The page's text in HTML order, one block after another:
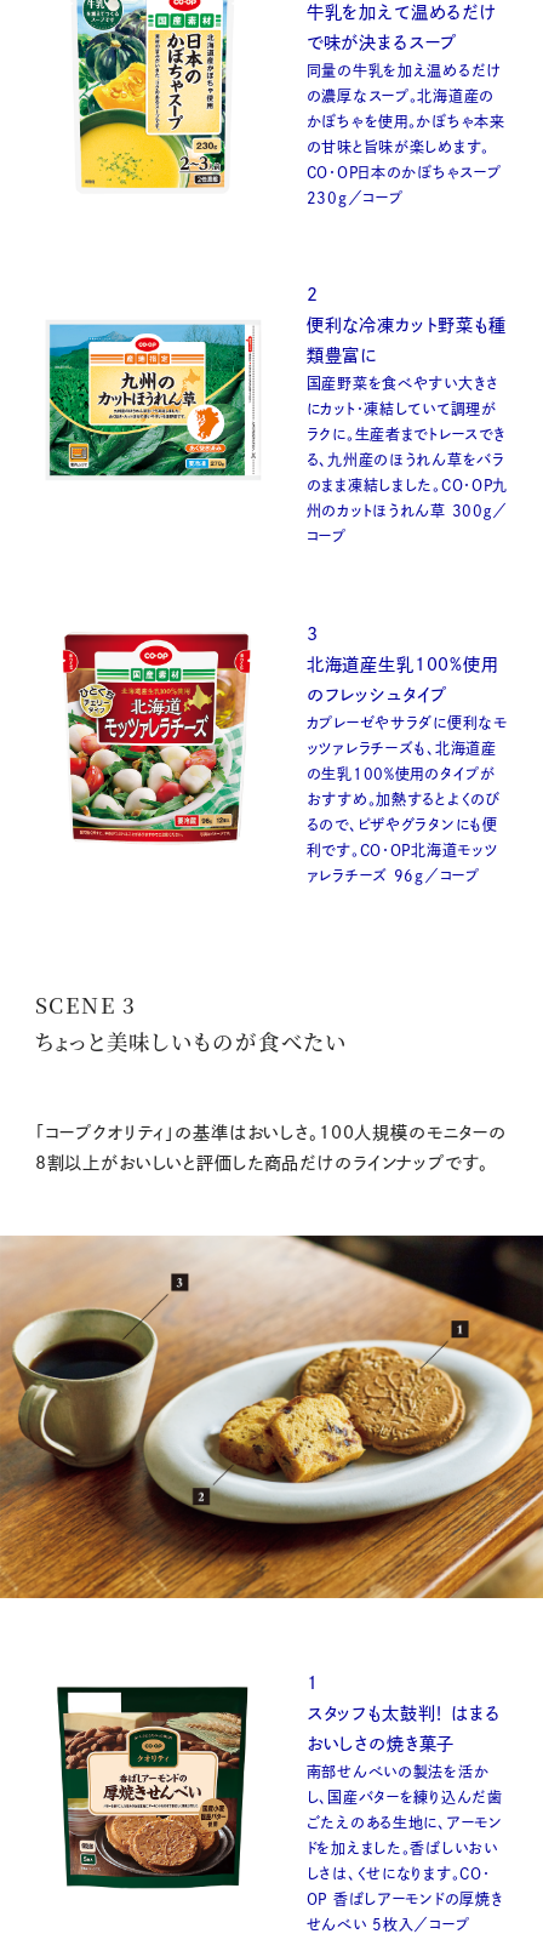
牛乳を加えて温めるだけ
で味が決まるスープ
同量の牛乳を加え温めるだけ
の濃厚なスープ。北海道産の
かぼちゃを使用。かぼちゃ本来
の甘味と旨味が楽しめます。
CO・OP日本のかぼちゃスープ
230g／コープ
2
便利な冷凍カット野菜も種
類豊富に
国産野菜を食べやすい大きさ
にカット・凍結していて調理が
ラクに。生産者までトレースでき
る、九州産のほうれん草をバラ
のまま凍結しました。CO・OP九
州のカットほうれん草 300ｇ／
コープ
3
北海道産生乳100%使用
のフレッシュタイプ
カプレーゼやサラダに便利なモ
ッツァレラチーズも、北海道産
の生乳100％使用のタイプが
おすすめ。加熱するとよくのび
るので、ピザやグラタンにも便
利です。CO・OP北海道モッツ
ァレラチーズ 96g／コープ
SCENE 3
ちょっと美味しいものが食べたい
「コープクオリティ」の基準はおいしさ。100人規模のモニターの
8割以上がおいしいと評価した商品だけのラインナップです。
1
スタッフも太鼓判！ はまる
おいしさの焼き菓子
南部せんべいの製法を活か
し、国産バターを練り込んだ歯
ごたえのある生地に、アーモン
ドを加えました。香ばしいおい
しさは、くせになります。CO・
OP 香ばしアーモンドの厚焼き
せんべい 5枚入／コープ